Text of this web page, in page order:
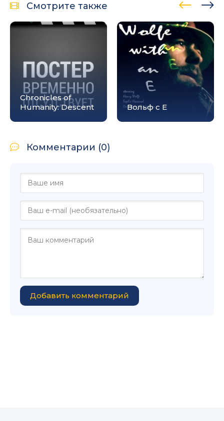
Смотрите также
Chronicles of
Humanity: Descent
Вольф с E
Комментарии (0)
Добавить комментарий